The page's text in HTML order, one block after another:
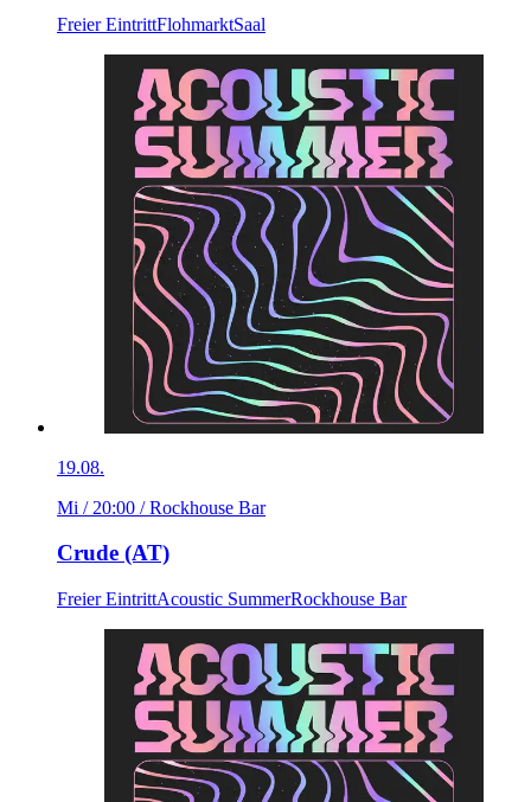
Freier EintrittFlohmarktSaal
19.08.
Mi / 20:00 / Rockhouse Bar
Crude (AT)
Freier EintrittAcoustic SummerRockhouse Bar